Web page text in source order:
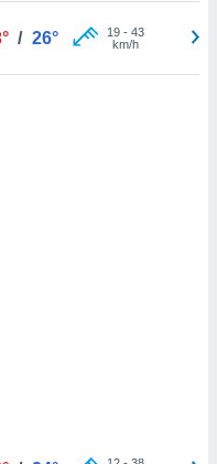
/ 26° 19- 43
km/h